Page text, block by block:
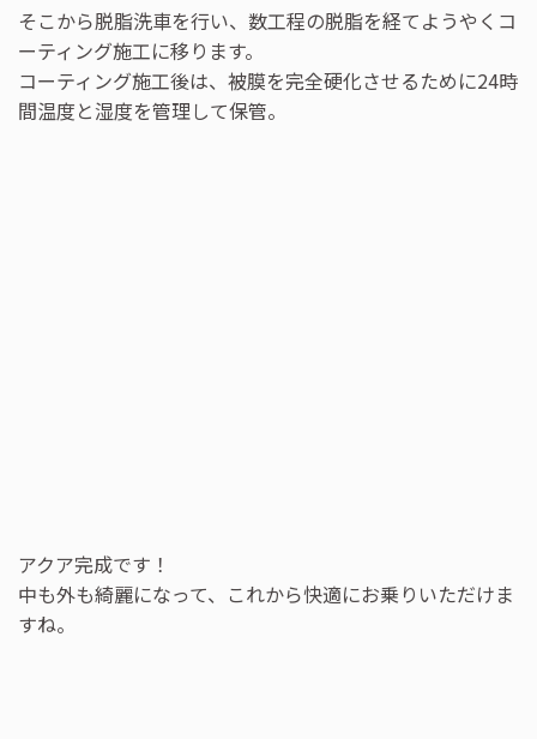
そこから脱脂洗車を行い、数工程の脱脂を経てようやくコ
ーティング施工に移ります。
コーティング施工後は、被膜を完全硬化させるために24時
間温度と湿度を管理して保管。
アクア完成です！
中も外も綺麗になって、これから快適にお乗りいただけま
すね。